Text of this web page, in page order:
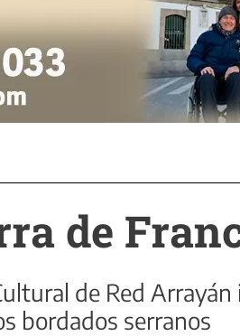
de
de Red Arrayán
bordados serranos